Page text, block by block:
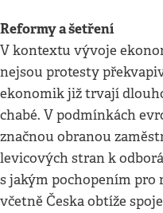
Reformy a šetření
V kontextu vývoje
nejsou protesty
ekonomik již trvají
chabé. V podmínkách
značnou obranou
levicových stran k
s jakým pochopením
včetně Česka obtíže